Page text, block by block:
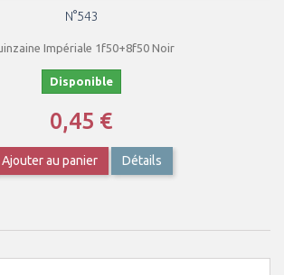
N°543
Impériale 1f50+8f50 Noir
Disponible
0,45 €
Ajouter au panier Détails